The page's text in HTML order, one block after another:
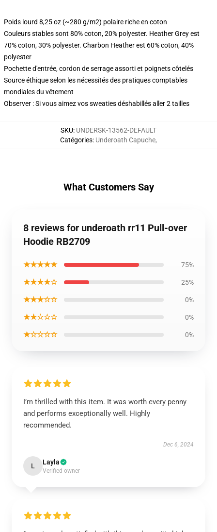
Poids lourd 8,25 oz (~280 g/m2) polaire riche en coton
Couleurs stables sont 80% coton, 20% polyester. Heather Grey est
70% coton, 30% polyester. Charbon Heather est 60% coton, 40%
polyester
Pochette d'entrée, cordon de serrage assorti et poignets côtelés
Source éthique selon les nécessités des pratiques comptables
mondiales du vêtement
Observer : Si vous aimez vos sweaties déshabillés aller 2 tailles
SKU: UNDERSK-13562-DEFAULT
Catégories: Underoath Capuche,
What Customers Say
8 reviews for underoath rr11 Pull-over
Hoodie RB2709
★★★★★ 75%
★★★★☆ 25%
★★★☆☆ 0%
★★☆☆☆ 0%
★☆☆☆☆ 0%
I’m thrilled with this item. It was worth every penny
and performs exceptionally well. Highly
recommended.
Dec 6, 2024
L Layla
Verified owner